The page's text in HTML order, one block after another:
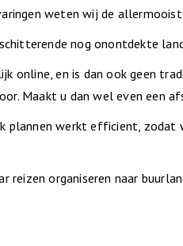
weten wij de
nog onontdekte
online, en is dan ook geen
Maakt u dan wel even een
plannen werkt efficient,
reizen organiseren naar